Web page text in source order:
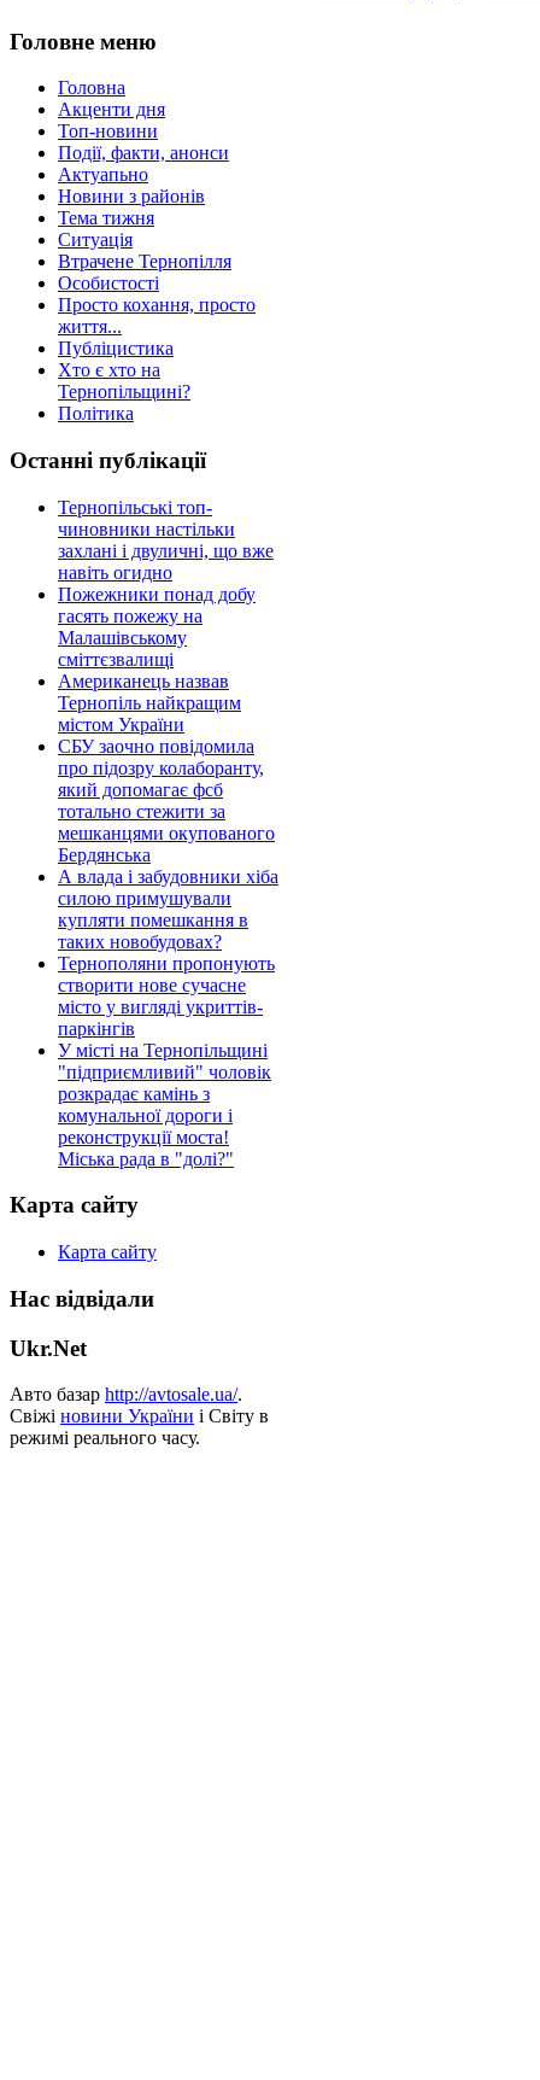
Головне меню
Головна
Акценти дня
Топ-новини
Події, факти, анонси
Актуапьно
Новини з районів
Тема тижня
Ситуація
Втрачене Тернопілля
Особистості
Просто кохання, просто
життя...
Публіцистика
Хто є хто на
Тернопільщині?
Політика
Останні публікації
Тернопільські топ-
чиновники настільки
захлані і двуличні, що вже
навіть огидно
Пожежники понад добу
гасять пожежу на
Малашівському
сміттєзвалищі
Американець назвав
Тернопіль найкращим
містом України
СБУ заочно повідомила
про підозру колаборанту,
який допомагає фсб
тотально стежити за
мешканцями окупованого
Бердянська
А влада і забудовники хіба
силою примушували
купляти помешкання в
таких новобудовах?
Тернополяни пропонують
створити нове сучасне
місто у вигляді укриттів-
паркінгів
У місті на Тернопільщині
"підприємливий" чоловік
розкрадає камінь з
комунальної дороги і
реконструкції моста!
Міська рада в "долі?"
Карта сайту
Карта сайту
Нас відвідали
Ukr.Net
Авто базар http://avtosale.ua/.
Свіжі новини України і Світу в
режимі реального часу.